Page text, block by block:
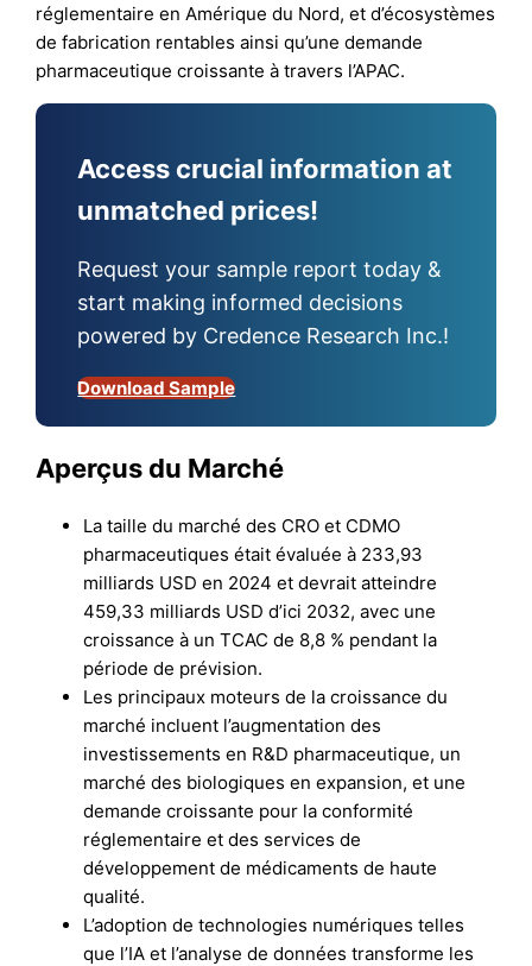
réglementaire en Amérique du Nord, et d’écosystèmes
de fabrication rentables ainsi qu’une demande
pharmaceutique croissante à travers l’APAC.
Access crucial information at
unmatched prices!
Request your sample report today &
start making informed decisions
powered by Credence Research Inc.!
Download Sample
Aperçus du Marché
La taille du marché des CRO et CDMO
pharmaceutiques était évaluée à 233,93
milliards USD en 2024 et devrait atteindre
459,33 milliards USD d’ici 2032, avec une
croissance à un TCAC de 8,8 % pendant la
période de prévision.
Les principaux moteurs de la croissance du
marché incluent l’augmentation des
investissements en R&D pharmaceutique, un
marché des biologiques en expansion, et une
demande croissante pour la conformité
réglementaire et des services de
développement de médicaments de haute
qualité.
L’adoption de technologies numériques telles
que l’IA et l’analyse de données transforme les